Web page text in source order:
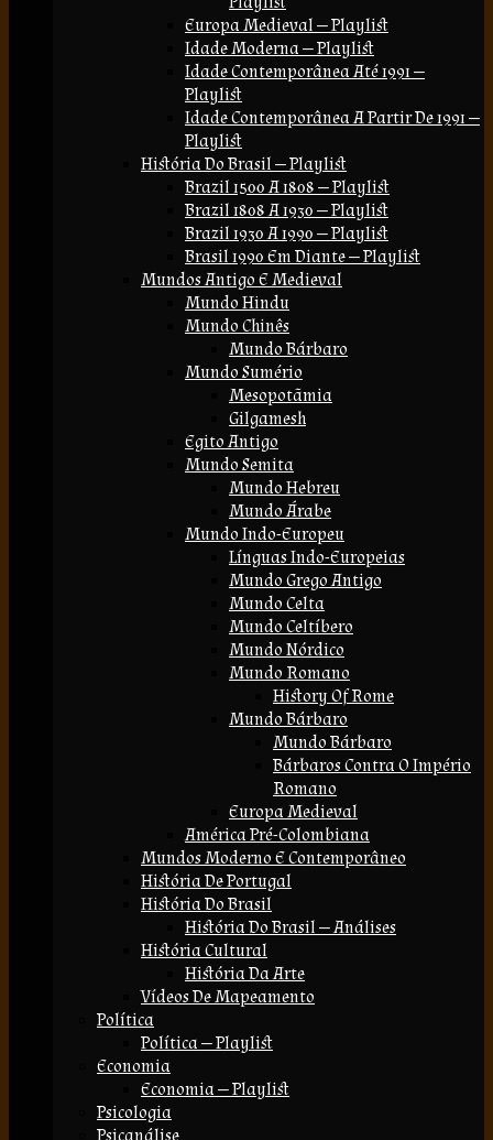
Europa Medieval — Playlist
Idade Moderna — Playlist
Idade Contemporânea Até 1991 —
Playlist
Idade Contemporânea A Partir De 1991 —
Playlist
História Do Brasil — Playlist
Brazil 1500 A 1808 — Playlist
Brazil 1808 A 1930 — Playlist
Brazil 1930 A 1990 — Playlist
Brasil 1990 Em Diante — Playlist
Mundos Antigo E Medieval
Mundo Hindu
Mundo Chinês
Mundo Bárbaro
Mundo Sumério
Mesopotãmia
Gilgamesh
Egito Antigo
Mundo Semita
Mundo Hebreu
Mundo Árabe
Mundo Indo-Europeu
Línguas Indo-Europeias
Mundo Grego Antigo
Mundo Celta
Mundo Celtíbero
Mundo Nórdico
Mundo Romano
History Of Rome
Mundo Bárbaro
Mundo Bárbaro
Bárbaros Contra O Império
Romano
Europa Medieval
América Pré-Colombiana
Mundos Moderno E Contemporâneo
História De Portugal
História Do Brasil
História Do Brasil — Análises
História Cultural
História Da Arte
Vídeos De Mapeamento
Política
Política — Playlist
Economia
Economia — Playlist
Psicologia